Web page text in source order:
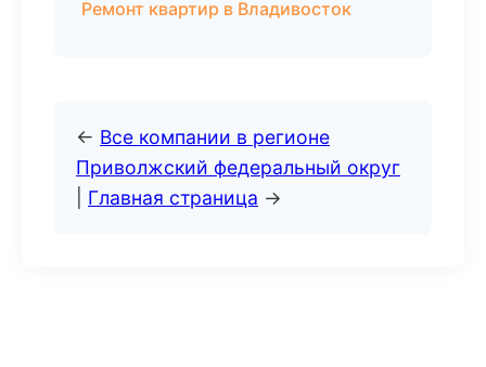
Ремонт квартир в Владивосток
← Все компании в регионе
Приволжский федеральный округ
Главная страница →